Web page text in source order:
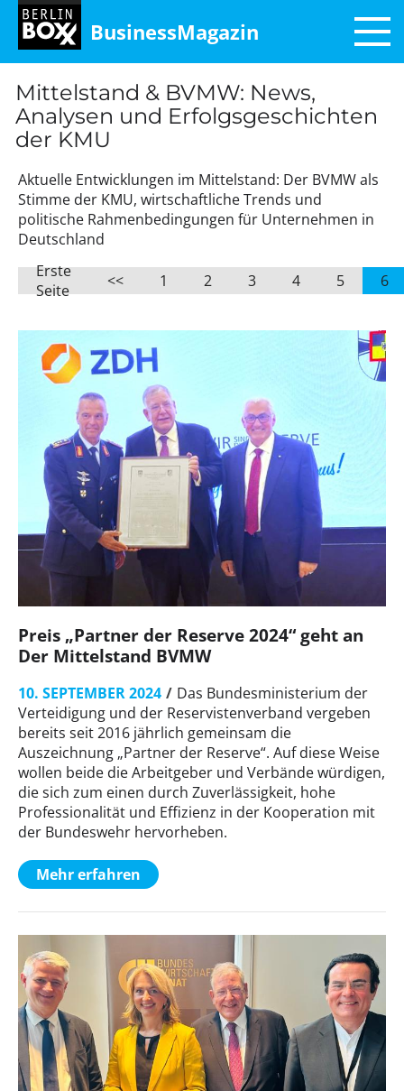
BusinessMagazin
Mittelstand & BVMW: News,
Analysen und Erfolgsgeschichten
der KMU
Aktuelle Entwicklungen im Mittelstand: Der BVMW als
Stimme der KMU, wirtschaftliche Trends und
politische Rahmenbedingungen für Unternehmen in
Deutschland
Erste
Seite
<< 1 2 3 4 5 6
Preis „Partner der Reserve 2024“ geht an
Der Mittelstand BVMW
10. SEPTEMBER 2024
Das Bundesministerium der
Verteidigung und der Reservistenverband vergeben
bereits seit 2016 jährlich gemeinsam die
Auszeichnung „Partner der Reserve“. Auf diese Weise
wollen beide die Arbeitgeber und Verbände würdigen,
die sich zum einen durch Zuverlässigkeit, hohe
Professionalität und Effizienz in der Kooperation mit
der Bundeswehr hervorheben.
Mehr erfahren